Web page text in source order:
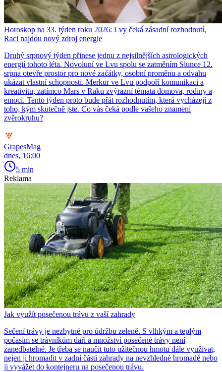
Horoskop na 33. týden roku 2026: Lvy čeká zásadní rozhodnutí,
Raci najdou nový zdroj energie
Druhý srpnový týden přinese jednu z nejsilnějších astrologických
energií tohoto léta. Novoluní ve Lvu spolu se zatměním Slunce 12.
srpna otevře prostor pro nové začátky, osobní proměnu a odvahu
ukázat vlastní schopnosti. Merkur ve Lvu podpoří komunikaci a
kreativitu, zatímco Mars v Raku zvýrazní témata domova, rodiny a
emocí. Tento týden proto bude přát rozhodnutím, která vycházejí z
toho, kým skutečně jste. Co vás čeká podle vašeho znamení
zvěrokruhu?
GrapesMag
dnes, 16:00
5 min
Reklama
Jak využít posečenou trávu z vaší zahrady
Sečení trávy je nezbytné pro údržbu zeleně. S vlhkým a teplým
počasím se trávníkům daří a množství posečené trávy není
zanedbatelné. Je třeba se naučit tuto užitečnou hmotu dále využívat,
nejen ji hromadit v zadní části zahrady na nevzhledné hromadě nebo
ji vyvážet do kontejneru na posečenou trávu.